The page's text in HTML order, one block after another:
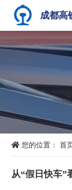
成都高
您的位置：首
从“假日快车”